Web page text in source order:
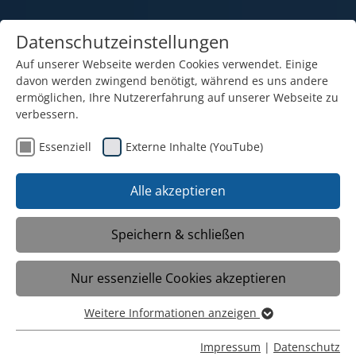
15.05.2026
UPGRADE-DAY an der MFS! //
Am 06.05. haben Schüler*innen und
Eltern der 7. Klasse gemeinsam
angepackt, um ihre Klassenräume zu
verschönern.
Datenschutzeinstellungen
Auf unserer Webseite werden Cookies verwendet. Einige
davon werden zwingend benötigt, während es uns andere
ermöglichen, Ihre Nutzererfahrung auf unserer Webseite zu
verbessern.
Essenziell Externe Inhalte (YouTube)
Alle akzeptieren
Speichern & schließen
Nur essenzielle Cookies akzeptieren
Essenziell
Essenzielle Cookies werden für grundlegende Funktionen
Weitere Informationen anzeigen
Impressum | Datenschutz